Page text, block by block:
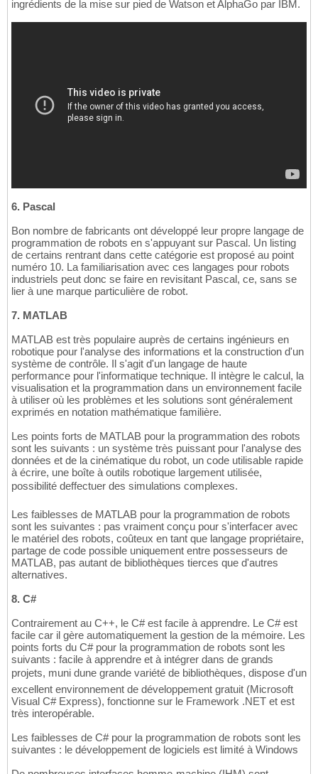
ingrédients de la mise sur pied de Watson et AlphaGo par IBM.
6. Pascal
Bon nombre de fabricants ont développé leur propre langage de
programmation de robots en s'appuyant sur Pascal. Un listing
de certains rentrant dans cette catégorie est proposé au point
numéro 10. La familiarisation avec ces langages pour robots
industriels peut donc se faire en revisitant Pascal, ce, sans se
lier à une marque particulière de robot.
7. MATLAB
MATLAB est très populaire auprès de certains ingénieurs en
robotique pour l'analyse des informations et la construction d'un
système de contrôle. Il s'agit d'un langage de haute
performance pour l'informatique technique. Il intègre le calcul, la
visualisation et la programmation dans un environnement facile
à utiliser où les problèmes et les solutions sont généralement
exprimés en notation mathématique familière.
Les points forts de MATLAB pour la programmation des robots
sont les suivants : un système très puissant pour l'analyse des
données et de la cinématique du robot, un code utilisable rapide
à écrire, une boîte à outils robotique largement utilisée,
possibilité deffectuer des simulations complexes.
Les faiblesses de MATLAB pour la programmation de robots
sont les suivantes : pas vraiment conçu pour s'interfacer avec
le matériel des robots, coûteux en tant que langage propriétaire,
partage de code possible uniquement entre possesseurs de
MATLAB, pas autant de bibliothèques tierces que d'autres
alternatives.
8. C#
Contrairement au C++, le C# est facile à apprendre. Le C# est
facile car il gère automatiquement la gestion de la mémoire. Les
points forts du C# pour la programmation de robots sont les
suivants : facile à apprendre et à intégrer dans de grands
projets, muni dune grande variété de bibliothèques, dispose d'un
excellent environnement de développement gratuit (Microsoft
Visual C# Express), fonctionne sur le Framework .NET et est
très interopérable.
Les faiblesses de C# pour la programmation de robots sont les
suivantes : le développement de logiciels est limité à Windows